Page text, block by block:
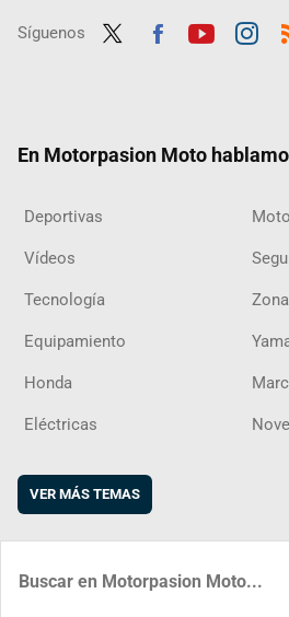
Síguenos
En Motorpasion Moto
Deportivas
Vídeos
Tecnología
Equipamiento
Honda
Eléctricas
VER MÁS TEMAS